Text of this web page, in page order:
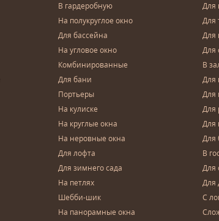
В гардеробную
На полукруглое окно
Для бассейна
На угловое окно
Комбинированные
Для бани
Портьеры
На кулиске
На круглые окна
На неровные окна
Для лофта
Для зимнего сада
На петлях
Шебби-шик
На панорамные окна
Для
Для
Для
Для
В
Для
Для
Для
Для
Для
В
Для
Для
С